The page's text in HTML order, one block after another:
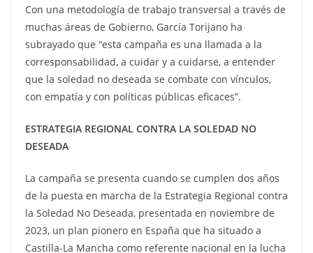
Con una metodología de trabajo transversal a través de
muchas áreas de Gobierno, García Torijano ha
subrayado que “esta campaña es una llamada a la
corresponsabilidad, a cuidar y a cuidarse, a entender
que la soledad no deseada se combate con vínculos,
con empatía y con políticas públicas eficaces”.
ESTRATEGIA REGIONAL CONTRA LA SOLEDAD NO
DESEADA
La campaña se presenta cuando se cumplen dos años
de la puesta en marcha de la Estrategia Regional contra
la Soledad No Deseada, presentada en noviembre de
2023, un plan pionero en España que ha situado a
Castilla-La Mancha como referente nacional en la lucha